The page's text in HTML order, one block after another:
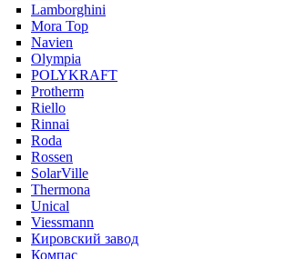
Lamborghini
Mora Top
Navien
Olympia
POLYKRAFT
Protherm
Riello
Rinnai
Roda
Rossen
SolarVille
Thermona
Unical
Viessmann
Кировский завод
Компас